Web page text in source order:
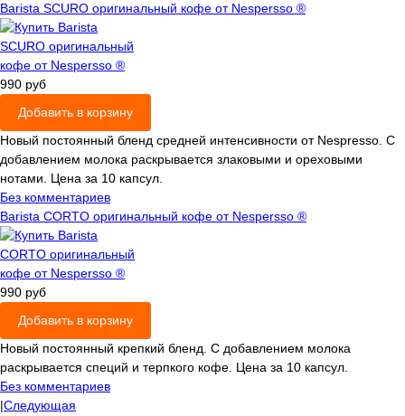
Bаristа SСURО оригинальный кофе от Nespersso ®
990 руб
Добавить в корзину
Новый постоянный бленд средней интенсивности от Nespresso. С
добавлением молока раскрывается злаковыми и ореховыми
нотами. Цена за 10 капсул.
Без комментариев
Bаristа CОRTО оригинальный кофе от Nespersso ®
990 руб
Добавить в корзину
Новый постоянный крепкий бленд. С добавлением молока
раскрывается специй и терпкого кофе. Цена за 10 капсул.
Без комментариев
|Следующая